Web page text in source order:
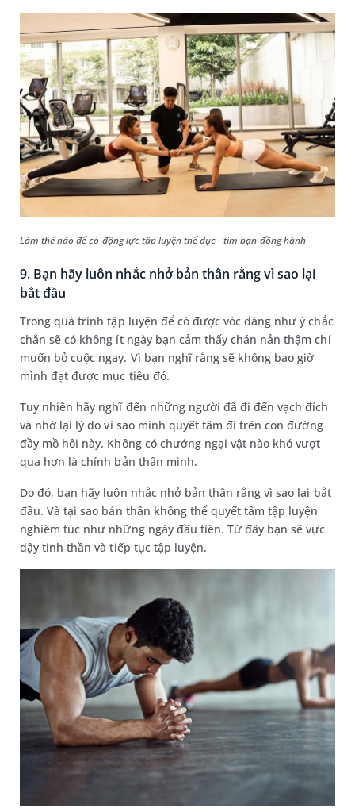
Làm thế nào để có động lực tập luyện thể dục - tìm bạn đồng hành
9. Bạn hãy luôn nhắc nhở bản thân rằng vì sao lại
bắt đầu
Trong quá trình tập luyện để có được vóc dáng như ý chắc
chắn sẽ có không ít ngày bạn cảm thấy chán nản thậm chí
muốn bỏ cuộc ngay. Vì bạn nghĩ rằng sẽ không bao giờ
mình đạt được mục tiêu đó.
Tuy nhiên hãy nghĩ đến những người đã đi đến vạch đích
và nhớ lại lý do vì sao mình quyết tâm đi trên con đường
đầy mồ hôi này. Không có chướng ngại vật nào khó vượt
qua hơn là chính bản thân mình.
Do đó, bạn hãy luôn nhắc nhở bản thân rằng vì sao lại bắt
đầu. Và tại sao bản thân không thể quyết tâm tập luyện
nghiêm túc như những ngày đầu tiên. Từ đây bạn sẽ vực
dậy tinh thần và tiếp tục tập luyện.